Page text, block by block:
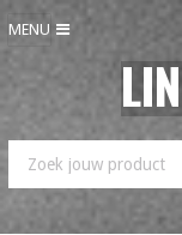
MENU